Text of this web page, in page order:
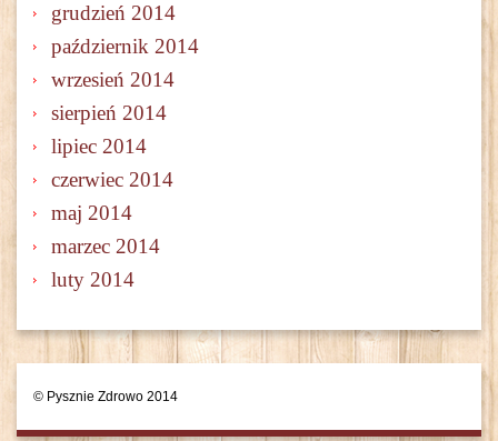
grudzień 2014
październik 2014
wrzesień 2014
sierpień 2014
lipiec 2014
czerwiec 2014
maj 2014
marzec 2014
luty 2014
© Pysznie Zdrowo 2014